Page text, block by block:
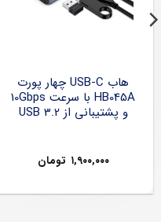
هاب USB-C چهار پورت
HB045A با سرعت 10Gbps
و پشتیبانی از USB 3.2
۱,۹۰۰,۰۰۰ تومان